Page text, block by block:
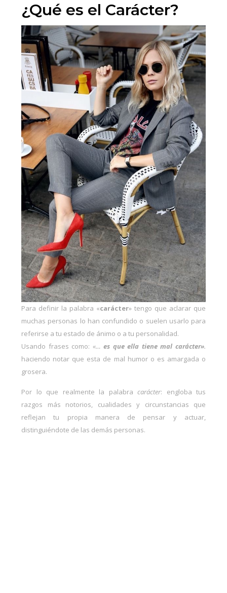
¿Qué es el Carácter?
Para definir la palabra «carácter» tengo que aclarar que
muchas personas lo han confundido o suelen usarlo para
referirse a tu estado de ánimo o a tu personalidad.
Usando frases como: «…es que ella tiene mal carácter».
haciendo notar que esta de mal humor o es amargada o
grosera.
Por lo que realmente la palabra carácter: engloba tus
razgos más notorios, cualidades y circunstancias que
reflejan tu propia manera de pensar y actuar,
distinguiéndote de las demás personas.